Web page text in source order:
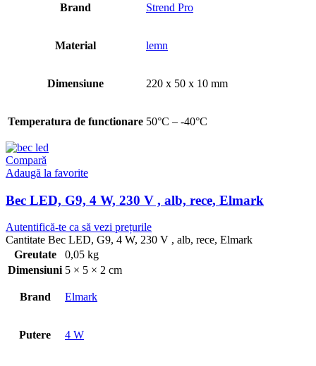
Brand Strend Pro
Material lemn
Dimensiune 220 x 50 x 10 mm
Temperatura de functionare 50°C – -40°C
Compară
Adaugă la favorite
Bec LED, G9, 4 W, 230 V , alb, rece, Elmark
Autentifică-te ca să vezi prețurile
Cantitate Bec LED, G9, 4 W, 230 V , alb, rece, Elmark
Greutate
0,05 kg
Dimensiuni 5 × 5 × 2 cm
Brand Elmark
Putere 4 W